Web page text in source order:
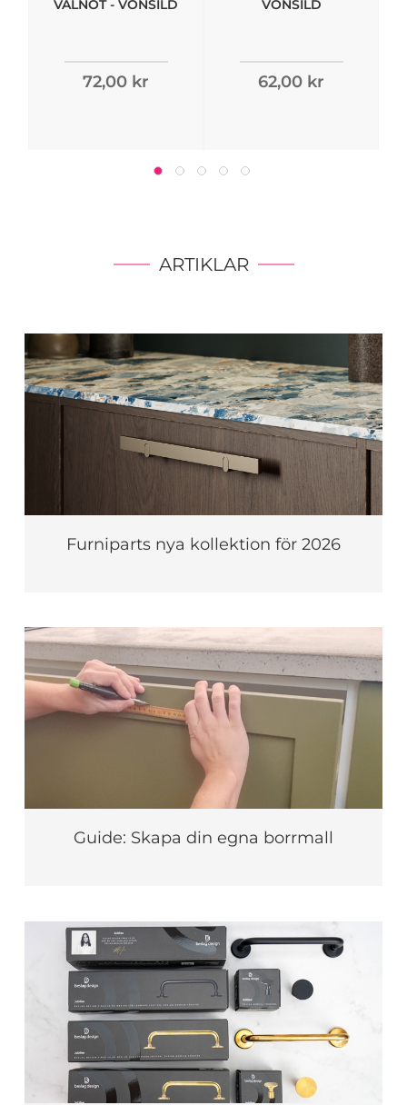
VALNÖT - VONSILD
72,00 kr
VONSILD
62,00 kr
ARTIKLAR
Furniparts nya kollektion för 2026
Guide: Skapa din egna borrmall